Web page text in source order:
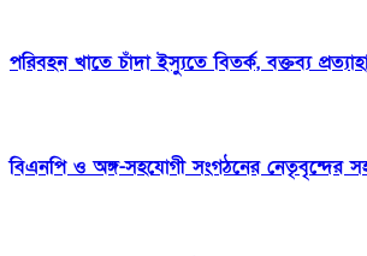
পরিবহন খাতে চাঁদা ইস্যুতে বিতর্ক, বক্তব্য
বিএনপি ও অঙ্গ-সহযোগী সংগঠনের নেতৃবৃন্দের